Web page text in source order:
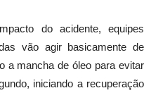
do acidente, equipes
vão agir basicamente de
a mancha de óleo para evitar
iniciando a recuperação